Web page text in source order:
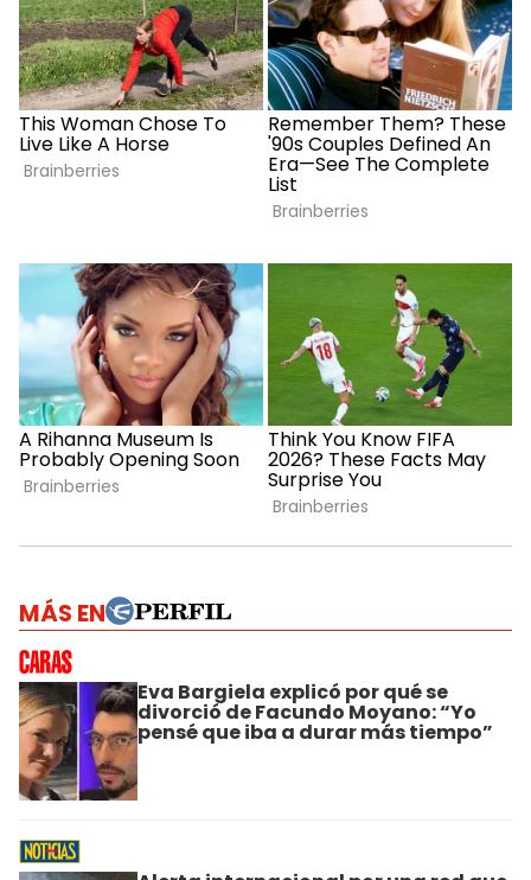
MÁS EN
Eva Bargiela explicó por qué se
divorció de Facundo Moyano: “Yo
pensé que iba a durar más tiempo”